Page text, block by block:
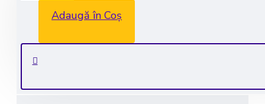
Adaugă în Coș